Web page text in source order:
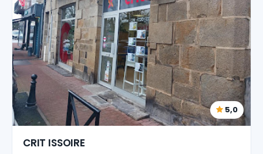
5,0
CRIT ISSOIRE